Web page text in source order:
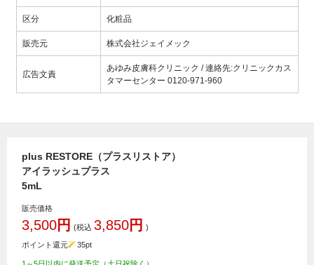
区分 化粧品
販売元 株式会社ジェイメック
広告文責
あゆみ皮膚科クリニック / 連絡先:クリニックカス
タマーセンター 0120-971-960
plus RESTORE（プラスリストア）
アイラッシュプラス
5mL
販売価格
3,500円 (税込3,850円 )
ポイント還元 35pt